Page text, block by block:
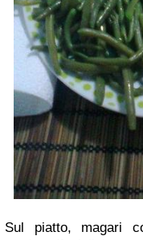
Sul piatto, magari